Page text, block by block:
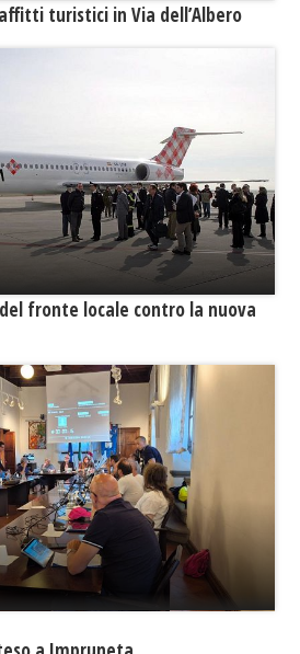
turistici in Via dell’Albero
fronte locale contro la nuova